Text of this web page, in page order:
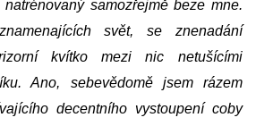
natrénovaný samozřejmě beze mne.
svět, se znenadání
kvítko mezi nic netušícími
Ano, sebevědomě jsem rázem
decentního vystoupení coby